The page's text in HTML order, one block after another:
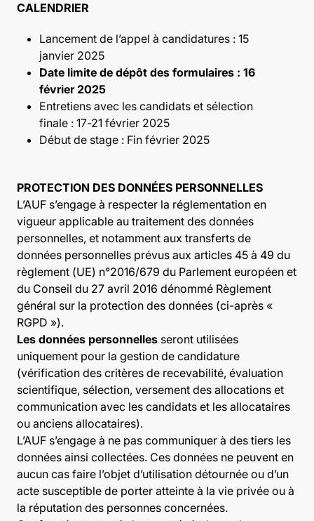
CALENDRIER
Lancement de l’appel à candidatures : 15
janvier 2025
Date limite de dépôt des formulaires : 16
février 2025
Entretiens avec les candidats et sélection
finale : 17-21 février 2025
Début de stage : Fin février 2025
PROTECTION DES DONNÉES PERSONNELLES
L’AUF s’engage à respecter la réglementation en
vigueur applicable au traitement des données
personnelles, et notamment aux transferts de
données personnelles prévus aux articles 45 à 49 du
règlement (UE) n°2016/679 du Parlement européen et
du Conseil du 27 avril 2016 dénommé Règlement
général sur la protection des données (ci-après «
RGPD »).
Les données personnelles seront utilisées
uniquement pour la gestion de candidature
(vérification des critères de recevabilité, évaluation
scientifique, sélection, versement des allocations et
communication avec les candidats et les allocataires
ou anciens allocataires).
L’AUF s’engage à ne pas communiquer à des tiers les
données ainsi collectées. Ces données ne peuvent en
aucun cas faire l’objet d’utilisation détournée ou d’un
acte susceptible de porter atteinte à la vie privée ou à
la réputation des personnes concernées.